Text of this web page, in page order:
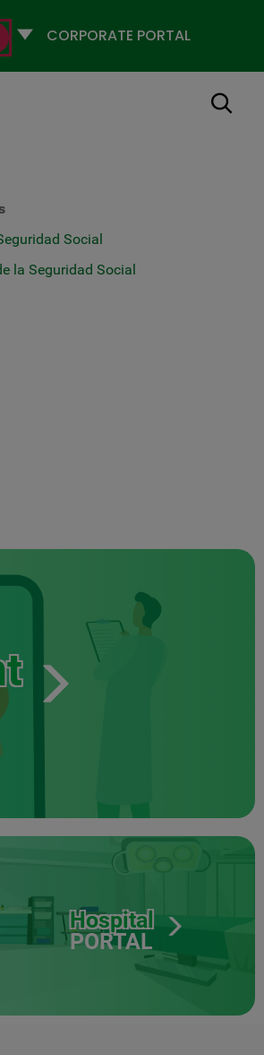
Selecciona
Search
Social
la Seguridad Social
Hospital
PORTAL